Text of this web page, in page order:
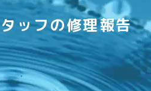
ッフの修理報告